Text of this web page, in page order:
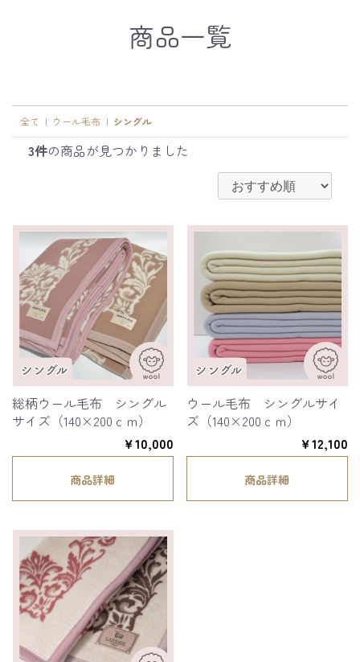
商品一覧
全て | ウール毛布 | シングル
3件の商品が見つかりました
総柄ウール毛布 シングル
サイズ（140×200ｃｍ）
￥10,000
商品詳細
ウール毛布 シングルサイ
ズ（140×200ｃｍ）
￥12,100
商品詳細